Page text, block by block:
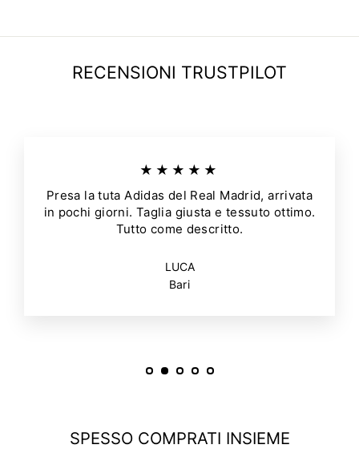
RECENSIONI TRUSTPILOT
★★★★★
Presa la tuta Adidas del Real Madrid, arrivata
in pochi giorni. Taglia giusta e tessuto ottimo.
Tutto come descritto.
LUCA
Bari
SPESSO COMPRATI INSIEME